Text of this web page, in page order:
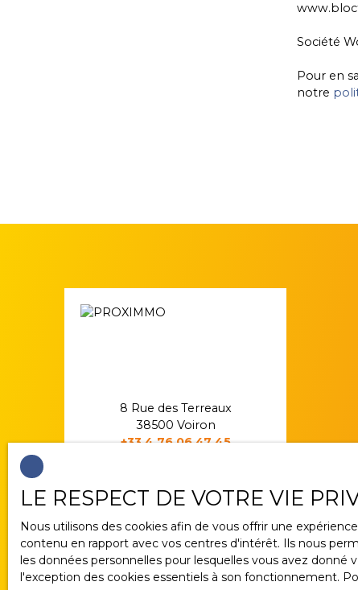
Société
Pour en
notre
8 Rue des Terreaux
38500 Voiron
+33 4 76 06 47 45
LE RESPECT DE VOTRE VIE
Nous utilisons des cookies afin de vous offrir une
contenu en rapport avec vos centres d'intérêt. Ils nous
les données personnelles pour lesquelles vous avez donné
l'exception des cookies essentiels à son fonctionnement.